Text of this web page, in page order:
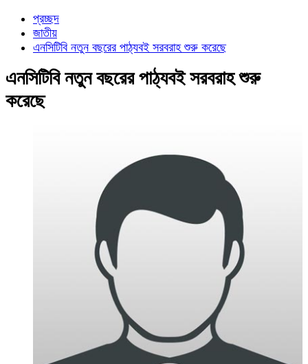
প্রচ্ছদ
জাতীয়
এনসিটিবি নতুন বছরের পাঠ্যবই সরবরাহ শুরু করেছে
এনসিটিবি নতুন বছরের পাঠ্যবই সরবরাহ শুরু
করেছে